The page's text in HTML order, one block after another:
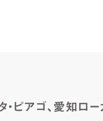
タ・ピアゴ、愛知